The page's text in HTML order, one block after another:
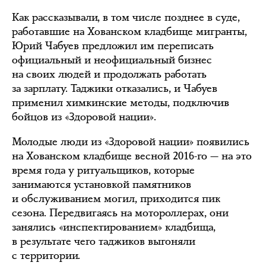
Как рассказывали, в том числе позднее в суде,
работавшие на Хованском кладбище мигранты,
Юрий Чабуев предложил им переписать
официальный и неофициальный бизнес
на своих людей и продолжать работать
за зарплату. Таджики отказались, и Чабуев
применил химкинские методы, подключив
бойцов из «Здоровой нации».
Молодые люди из «Здоровой нации» появились
на Хованском кладбище весной 2016-го — на это
время года у ритуальщиков, которые
занимаются установкой памятников
и обслуживанием могил, приходится пик
сезона. Передвигаясь на мотороллерах, они
занялись «инспектированием» кладбища,
в результате чего таджиков выгоняли
с территории.